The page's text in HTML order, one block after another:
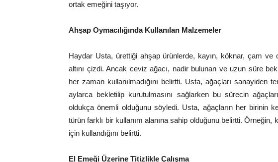
ortak emeğini taşıyor.
Ahşap Oymacılığında Kullanılan Malzemeler
Haydar Usta, ürettiği ahşap ürünlerde, kayın, köknar, çam ve
altını çizdi. Ancak ceviz ağacı, nadir bulunan ve uzun süre
her zaman kullanılmadığını belirtti. Usta, ağaçları sanayiden
aylarca bekletilip kurutulmasını sağlarken bu sürecin
oldukça önemli olduğunu söyledi. Usta, ağaçların her birinin
türün farklı bir kullanım alanına sahip olduğunu belirtti. Örneğin,
için kullandığını belirtti.
El Emeği Üzerine Titizlikle Çalışma